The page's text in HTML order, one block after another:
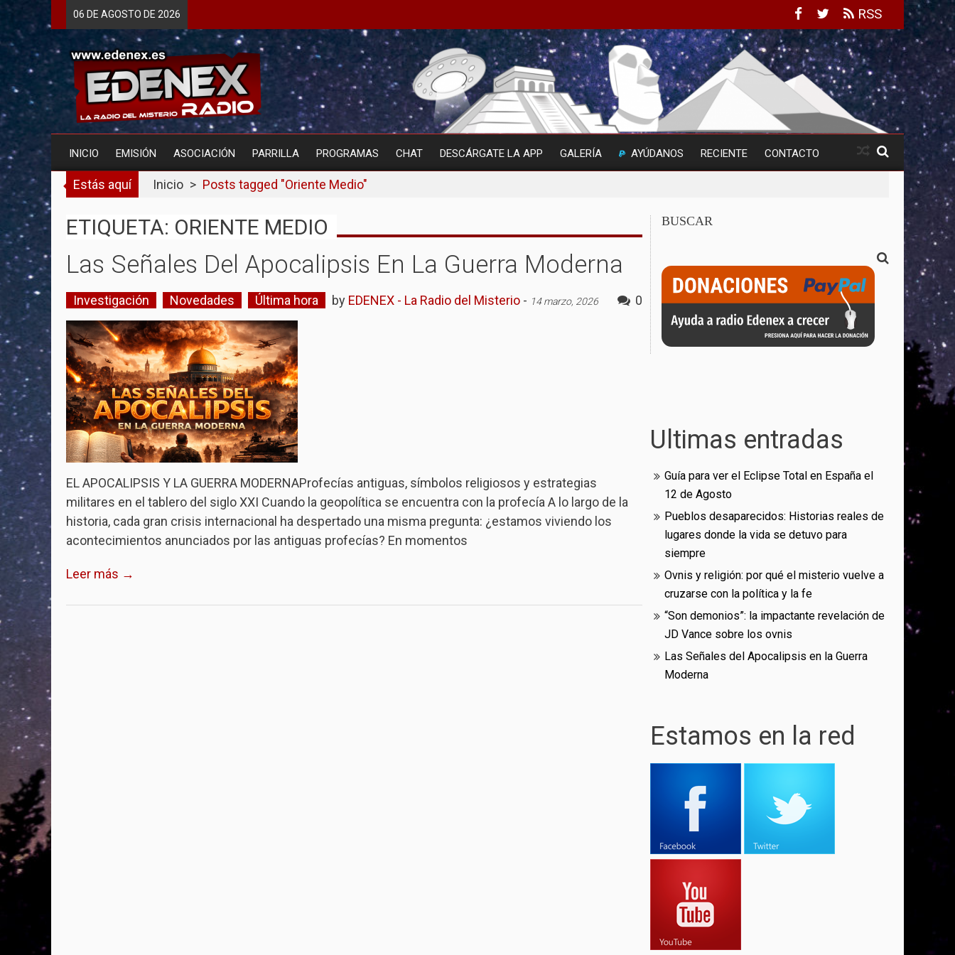
Skip
to
content
06 DE AGOSTO DE 2026 RSS
INICIO EMISIÓN ASOCIACIÓN PARRILLA PROGRAMAS CHAT DESCÁRGATE LA APP GALERÍA AYÚDANOS RECIENTE CONTACTO
Estás aquí Inicio > Posts tagged "Oriente Medio"
ETIQUETA: ORIENTE MEDIO
Las Señales Del Apocalipsis En La Guerra Moderna
Investigación Novedades Última hora by EDENEX - La Radio del Misterio - 14 marzo, 2026 0
EL APOCALIPSIS Y LA GUERRA MODERNAProfecías antiguas, símbolos religiosos y estrategias
militares en el tablero del siglo XXI Cuando la geopolítica se encuentra con la profecía A lo largo de la
historia, cada gran crisis internacional ha despertado una misma pregunta: ¿estamos viviendo los
acontecimientos anunciados por las antiguas profecías? En momentos
Leer más →
BUSCAR
Ultimas entradas
Guía para ver el Eclipse Total en España el
12 de Agosto
Pueblos desaparecidos: Historias reales de
lugares donde la vida se detuvo para
siempre
Ovnis y religión: por qué el misterio vuelve a
cruzarse con la política y la fe
“Son demonios”: la impactante revelación de
JD Vance sobre los ovnis
Las Señales del Apocalipsis en la Guerra
Moderna
Estamos en la red